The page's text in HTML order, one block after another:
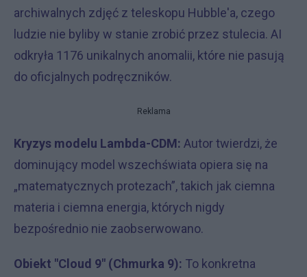
archiwalnych zdjęć z teleskopu Hubble'a, czego
ludzie nie byliby w stanie zrobić przez stulecia. AI
odkryła 1176 unikalnych anomalii, które nie pasują
do oficjalnych podręczników.
Reklama
Kryzys modelu Lambda-CDM: Autor twierdzi, że
dominujący model wszechświata opiera się na
„matematycznych protezach”, takich jak ciemna
materia i ciemna energia, których nigdy
bezpośrednio nie zaobserwowano.
Obiekt "Cloud 9" (Chmurka 9): To konkretna